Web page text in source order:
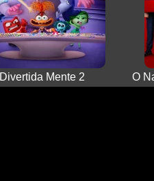
Divertida Mente 2 O